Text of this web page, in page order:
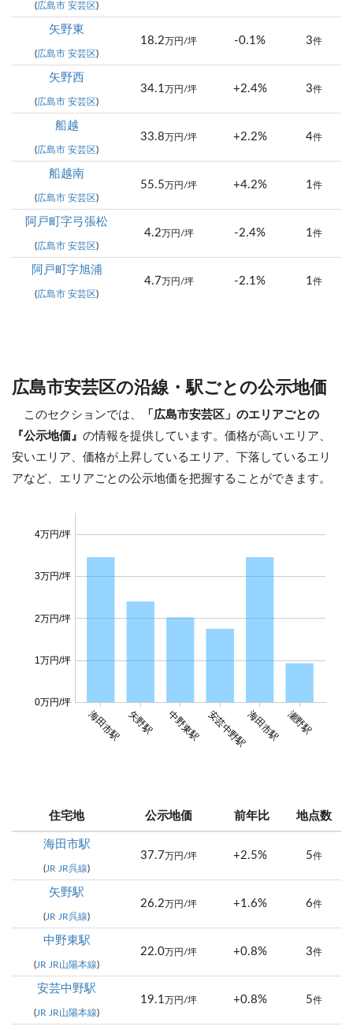
(広島市 安芸区 )
矢野東
(広島市 安芸区 )
18.2 万円/坪 -0.1% 3件
矢野西
(広島市 安芸区 )
34.1 万円/坪 +2.4% 3件
船越
(広島市 安芸区 )
33.8 万円/坪 +2.2% 4件
船越南
(広島市 安芸区 )
55.5 万円/坪 +4.2% 1件
阿戸町字弓張松
(広島市 安芸区 )
4.2 万円/坪 -2.4% 1件
阿戸町字旭浦
(広島市 安芸区 )
4.7 万円/坪 -2.1% 1件
広島市安芸区の沿線・駅ごとの公示地価
このセクションでは、
「広島市安芸区」のエリアごとの
『公示地価』 の情報を提供しています。価格が高いエリア、
安いエリア、価格が上昇しているエリア、下落しているエリ
アなど、エリアごとの公示地価を把握することができます。
海田市駅 矢野駅 中野東駅 安芸中野駅海田市駅 瀬野駅
0万円/坪
1万円/坪
2万円/坪
3万円/坪
4万円/坪
住宅地 公示地価 前年比 地点数
海田市駅
(JR JR呉線)
37.7 万円/坪 +2.5% 5件
矢野駅
(JR JR呉線)
26.2 万円/坪 +1.6% 6件
中野東駅
(JR JR山陽本線)
22.0 万円/坪 +0.8% 3件
安芸中野駅
(JR JR山陽本線)
19.1 万円/坪 +0.8% 5件